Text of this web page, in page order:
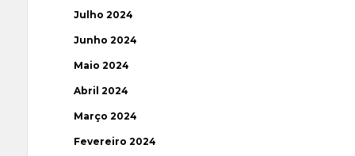
Julho 2024
Junho 2024
Maio 2024
Abril 2024
Março 2024
Fevereiro 2024